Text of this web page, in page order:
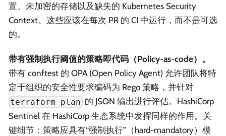
置、未加密的存储以及缺失的 Kubernetes Security
Context。这些应该在每次 PR 的 CI 中运行，而不是可选
的。
带有强制执行阈值的策略即代码（Policy-as-code）。
带有 conftest 的 OPA (Open Policy Agent) 允许团队将特
定于组织的安全性要求编码为 Rego 策略，并针对
terraform plan 的 JSON 输出进行评估。HashiCorp
Sentinel 在 HashiCorp 生态系统中发挥同样的作用。关
键细节：策略应具有“强制执行”（hard-mandatory）模